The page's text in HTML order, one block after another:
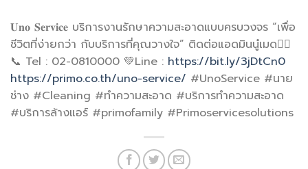
𝐔𝐧𝐨 𝐒𝐞𝐫𝐯𝐢𝐜𝐞 บริการงานรักษาความสะอาดแบบครบวงจร “เพื่อ
ชีวิตที่ง่ายกว่า กับบริการที่คุณวางใจ” ติดต่อแอดมินนู๋เมด👇🏻
📞 Tel : 02-0810000 💚Line : https://bit.ly/3jDtCn0
https://primo.co.th/uno-service/ #UnoService #นาย
ช่าง #Cleaning #ทำความสะอาด #บริการทำความสะอาด
#บริการล้างแอร์ #primofamily #Primoservicesolutions